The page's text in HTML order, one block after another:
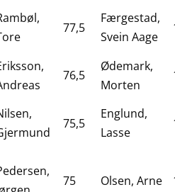
77,5
Færgestad,
Svein Aage
76,5
Ødemark,
Morten
75,5
Englund,
Lasse
75 Olsen, Arne